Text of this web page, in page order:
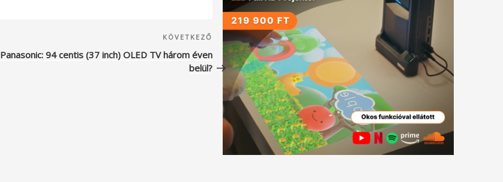
Következő
bejegyzés
KÖVETKEZŐ
Panasonic: 94 centis (37 inch) OLED TV három éven
belül?